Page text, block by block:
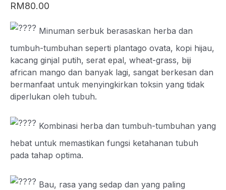
RM80.00
Minuman serbuk berasaskan herba dan
tumbuh-tumbuhan seperti plantago ovata, kopi hijau,
kacang ginjal putih, serat epal, wheat-grass, biji
african mango dan banyak lagi, sangat berkesan dan
bermanfaat untuk menyingkirkan toksin yang tidak
diperlukan oleh tubuh.
Kombinasi herba dan tumbuh-tumbuhan yang
hebat untuk memastikan fungsi ketahanan tubuh
pada tahap optima.
Bau, rasa yang sedap dan yang paling